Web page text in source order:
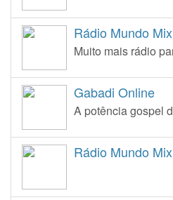
Rádio Mundo
Muito mais rádio
Gabadi Online
A potência gospel
Rádio Mundo